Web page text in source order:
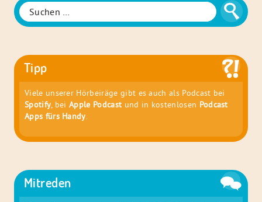
Suche
Suchen
nach:
Tipp
Viele unserer Hörbeiräge gibt es auch als Podcast bei
Spotify, beiApple Podcast und in kostenlosen Podcast
Apps fürs Handy.
Mitreden